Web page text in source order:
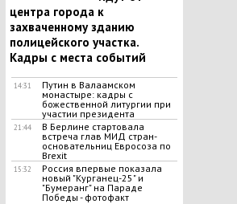
центра города к
захваченному зданию
полицейского участка.
Кадры с места событий
14:31
Путин в Валаамском
монастыре: кадры с
божественной литургии при
участии президента
21:44
В Берлине стартовала
встреча глав МИД стран-
основательниц Евросоза по
Brexit
15:32
Россия впервые показала
новый "Курганец-25" и
"Бумеранг" на Параде
Победы - фотофакт